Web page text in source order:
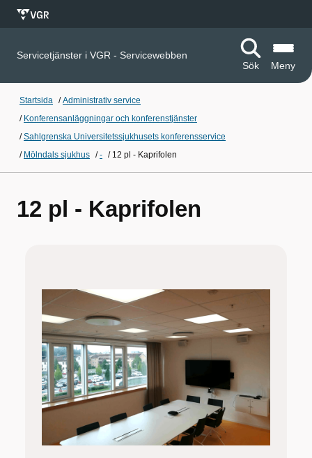
Servicetjänster i VGR - Servicewebben
Sök
Meny
Startsida /Administrativ service
/ Konferensanläggningar och konferenstjänster
/Sahlgrenska Universitetssjukhusets konferensservice
/ Mölndals sjukhus /- / 12 pl - Kaprifolen
12 pl - Kaprifolen